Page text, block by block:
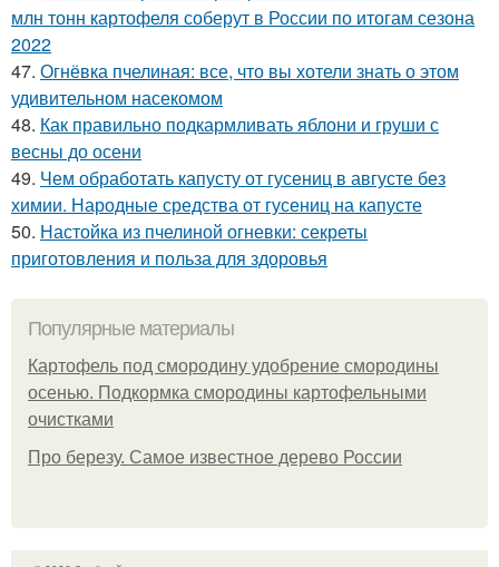
млн тонн картофеля соберут в России по итогам сезона
2022
47. Огнёвка пчелиная: все, что вы хотели знать о этом
удивительном насекомом
48. Как правильно подкармливать яблони и груши с
весны до осени
49. Чем обработать капусту от гусениц в августе без
химии. Народные средства от гусениц на капусте
50. Настойка из пчелиной огневки: секреты
приготовления и польза для здоровья
Популярные материалы
Картофель под смородину удобрение смородины
осенью. Подкормка смородины картофельными
очистками
Про березу. Самое известное дерево России